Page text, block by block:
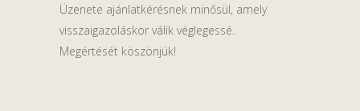
Üzenete ajánlatkérésnek minősül, amely
visszaigazoláskor válik véglegessé.
Megértését köszönjük!